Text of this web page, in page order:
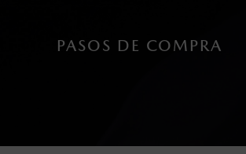
PASOS DE COMPRA
Todas las imágenes del sitio son